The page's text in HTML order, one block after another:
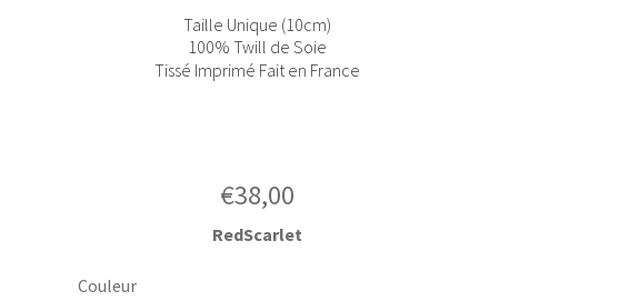
Taille Unique (10cm)
100% Twill de Soie
Tissé Imprimé Fait en France
€38,00
Couleur
RedScarlet